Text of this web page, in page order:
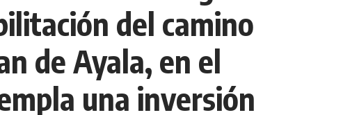
del camino
de Ayala, en el
una inversión